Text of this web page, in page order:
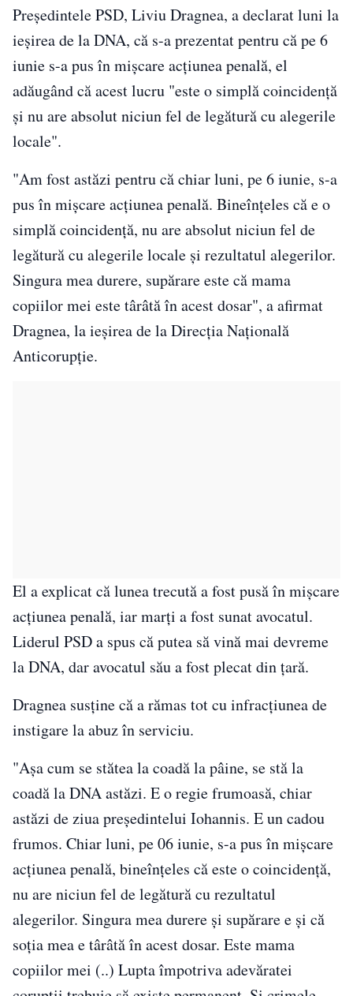
Preşedintele PSD, Liviu Dragnea, a declarat luni la
ieşirea de la DNA, că s-a prezentat pentru că pe 6
iunie s-a pus în mişcare acţiunea penală, el
adăugând că acest lucru "este o simplă coincidenţă
şi nu are absolut niciun fel de legătură cu alegerile
locale".
"Am fost astăzi pentru că chiar luni, pe 6 iunie, s-a
pus în mişcare acţiunea penală. Bineînţeles că e o
simplă coincidenţă, nu are absolut niciun fel de
legătură cu alegerile locale şi rezultatul alegerilor.
Singura mea durere, supărare este că mama
copiilor mei este târâtă în acest dosar", a afirmat
Dragnea, la ieşirea de la Direcţia Naţională
Anticorupţie.
El a explicat că lunea trecută a fost pusă în mişcare
acţiunea penală, iar marţi a fost sunat avocatul.
Liderul PSD a spus că putea să vină mai devreme
la DNA, dar avocatul său a fost plecat din ţară.
Dragnea susţine că a rămas tot cu infracţiunea de
instigare la abuz în serviciu.
"Aşa cum se stătea la coadă la pâine, se stă la
coadă la DNA astăzi. E o regie frumoasă, chiar
astăzi de ziua preşedintelui Iohannis. E un cadou
frumos. Chiar luni, pe 06 iunie, s-a pus în mişcare
acţiunea penală, bineînţeles că este o coincidenţă,
nu are niciun fel de legătură cu rezultatul
alegerilor. Singura mea durere şi supărare e şi că
soţia mea e târâtă în acest dosar. Este mama
copiilor mei (..) Lupta împotriva adevăratei